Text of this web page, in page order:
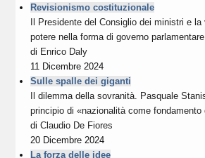
Revisionismo costituzionale
Il Presidente del Consiglio dei ministri e
potere nella forma di governo parlamentare
di Enrico Daly
11 Dicembre 2024
Sulle spalle dei giganti
Il dilemma della sovranità. Pasquale
principio di «nazionalità come
diClaudio De Fiores
20 Dicembre 2024
La forza delle idee